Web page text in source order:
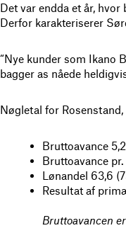
Det var endda et år,
Derfor karakteriserer
“Nye kunder som Ikano
bagger as nåede
Nøgletal for
Bruttoavance
Bruttoavance
Lønandel 63,6
Resultat af
Bruttoavancen